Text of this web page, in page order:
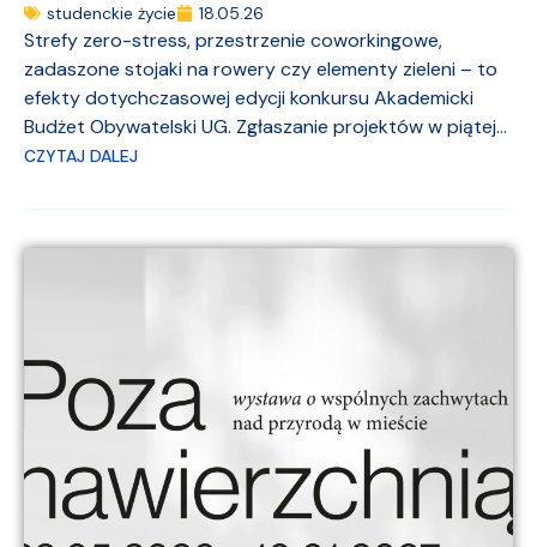
studenckie życie 18.05.26
Strefy zero-stress, przestrzenie coworkingowe,
zadaszone stojaki na rowery czy elementy zieleni – to
efekty dotychczasowej edycji konkursu Akademicki
Budżet Obywatelski UG. Zgłaszanie projektów w piątej...
CZYTAJ DALEJ